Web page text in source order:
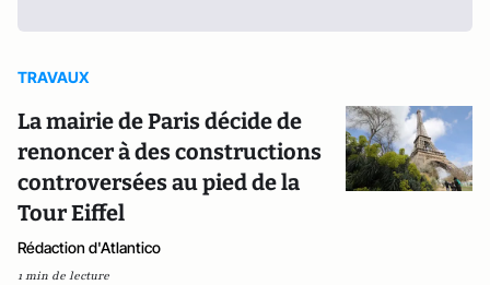
TRAVAUX
La mairie de Paris décide de
renoncer à des constructions
controversées au pied de la
Tour Eiffel
Rédaction d'Atlantico
1 min de lecture